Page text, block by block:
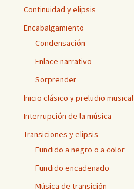
Continuidad y elipsis
Encabalgamiento
Condensación
Enlace narrativo
Sorprender
Inicio clásico y preludio musical
Interrupción de la música
Transiciones y elipsis
Fundido a negro o a color
Fundido encadenado
Música de transición